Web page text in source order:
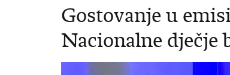
Gostovanje u
Nacionalne dječje